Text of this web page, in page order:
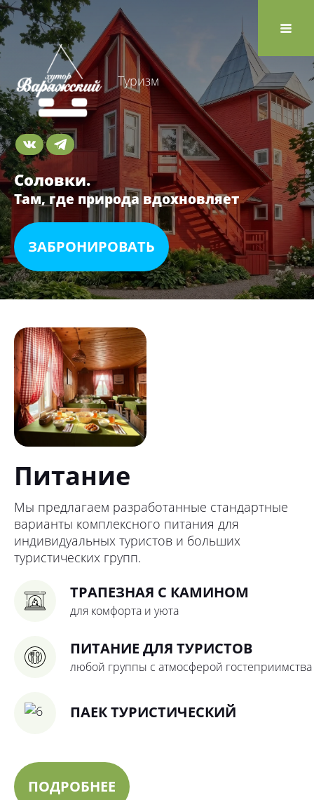
Туризм
Соловки.
Там, где природа вдохновляет
ЗАБРОНИРОВАТЬ
Питание
Мы предлагаем разработанные стандартные
варианты комплексного питания для
индивидуальных туристов и больших
туристических групп.
ТРАПЕЗНАЯ С КАМИНОМ
для комфорта и уюта
ПИТАНИЕ ДЛЯ ТУРИСТОВ
любой группы с атмосферой гостеприимства
ПАЕК ТУРИСТИЧЕСКИЙ
ПОДРОБНЕЕ